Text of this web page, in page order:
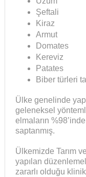
Şeftali
Kiraz
Armut
Domates
Kereviz
Patates
Biber türleri
Ülke genelinde
geleneksel
elmaların
saptanmış.
Ülkemizde Tarım
yapılan
zararlı olduğu